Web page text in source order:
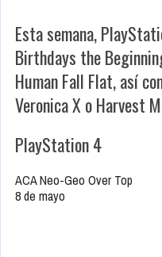
Esta semana,
Birthdays the
Human Fall Flat, así
Veronica X o Harvest
PlayStation 4
ACA Neo-Geo Over Top
8 de mayo